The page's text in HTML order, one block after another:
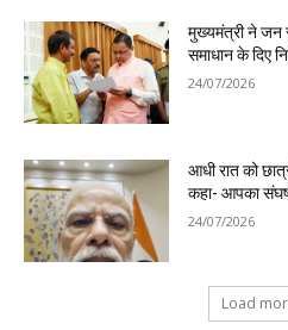
मुख्यमंत्री ने जन
समाधान के दिए
24/07/2026
आधी रात को
कहा- आपका
24/07/2026
Load